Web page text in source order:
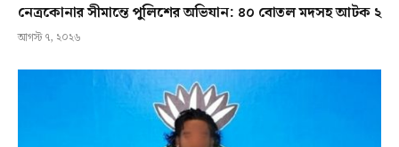
নেত্রকোনার সীমান্তে পুলিশের অভিযান: ৪০ বোতল মদসহ আটক ২
আগস্ট ৭, ২০২৬